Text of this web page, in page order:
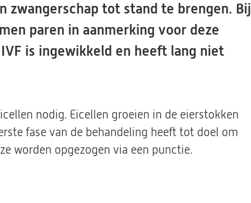
zwangerschap tot stand te brengen. Bij
paren in aanmerking voor deze
is ingewikkeld en heeft lang niet
nodig. Eicellen groeien in de eierstokken
fase van de behandeling heeft tot doel om
worden opgezogen via een punctie.